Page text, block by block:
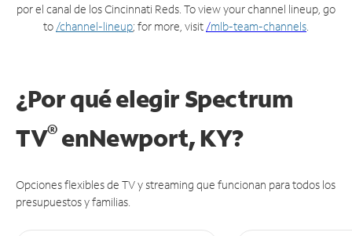
por el canal de los Cincinnati Reds. To view your channel lineup, go
to /channel-lineup; for more, visit /mlb-team-channels
¿Por qué elegir Spectrum
TV®enNewport, KY?
Opciones flexibles de TV y streaming que funcionan para todos los
presupuestos y familias.